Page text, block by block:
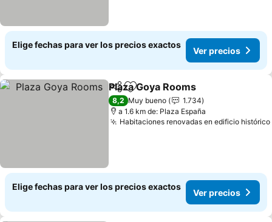
Elige fechas para ver los precios exactos
Ver precios
CompartirAgregar a favoritos
Plaza Goya Rooms
8,2 Muy bueno
1.734
a 1.6 km de: Plaza España
Habitaciones renovadas en edificio histórico
Elige fechas para ver los precios exactos
Ver precios